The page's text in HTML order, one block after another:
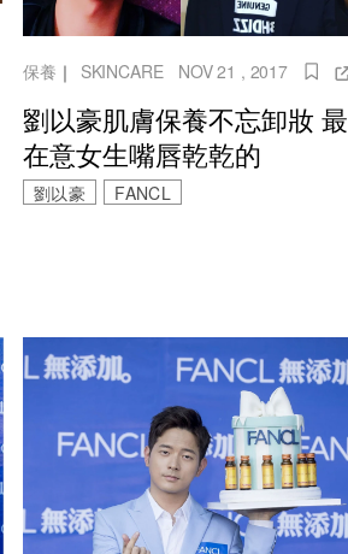
保養 ｜ SKINCARE NOV 21 , 2017
劉以豪肌膚保養不忘卸妝 最
在意女生嘴唇乾乾的
劉以豪 FANCL